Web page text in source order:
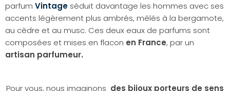
parfum Vintage séduit davantage les hommes avec ses
accents légèrement plus ambrés, mêlés à la bergamote,
au cèdre et au musc. Ces deux eaux de parfums sont
composées et mises en flacon en France, par un
artisan parfumeur.
Pour vous, nous imaginons des bijoux porteurs de sens